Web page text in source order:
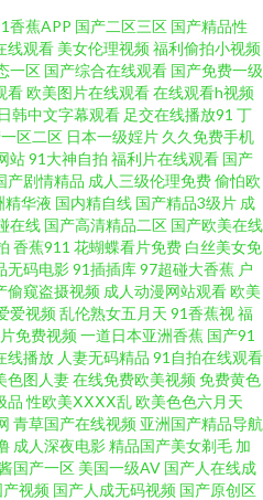
蕉狼人窝 黄色极品网站蓝莓视频 国产
秽视频 日韩高清丁香 欧美h网 91资源
人网站 涩婷婷久久网站 91免费视频在
产老湿中文字幕 91导航国产 俺来也五
福利 另类无码变态 91传剧mv在线看 韩
利姬www操com 香蕉久久婷婷一区 超
国产片 国产一区色呦呦呦 日韩午夜福
片在线免费观看 久久午夜福利专区 国产
方va私人影库 91ncom免费观看 91超碰
香蕉APP 国产二区三区 国产精品性
线观看 美女伦理视频福利偷拍小视频
一区 国产综合在线观看 国产免费一级
看欧美图片在线观看在线观看h视频
日韩中文字幕观看 足交在线播放91 丁
区二区 日本一级婬片 久久免费手机
站91大神自拍 福利片在线观看 国产
产剧情精品 成人三级伦理免费偷怕欧
精华液 国内精自线 国产精品3级片 成
在线 国产高清精品二区 国产欧美在线
香蕉911 花蝴蝶看片免费 白丝美女免
无码电影91插插库97超碰大香蕉 户
偷窥盗摄视频 成人动漫网站观看欧美
爱视频乱伦熟女五月天 91香蕉视福
免费视频一道日本亚洲香蕉 国产91
线播放 人妻无码精品 91自拍在线观看
色图人妻在线免费欧美视频免费黄色
品 性欧美ⅩⅩⅩⅩ乱欧美色色六月天
青草国产在线视频 亚洲国产精品导航
成人深夜电影精品国产美女剃毛 加
国产一区 美国一级AV 国产人在线成
视频 国产人成无码视频 国产原创区